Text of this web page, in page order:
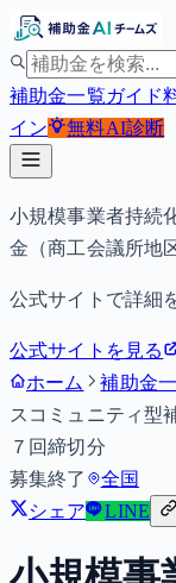
補助金一覧ガイド
イン
無料AI診断
小規模事業者持続
金（商工会議所地
公式サイトで詳細
公式サイトを見る
ホーム
補助金
スコミュニティ型
７回締切分
募集終了
全国
シェア
LINE